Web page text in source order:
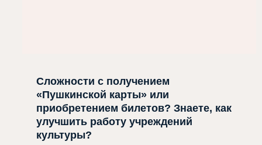
Сложности с получением
«Пушкинской карты» или
приобретением билетов? Знаете, как
улучшить работу учреждений
культуры?